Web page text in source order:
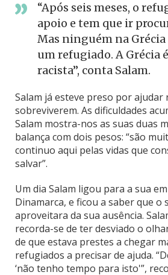
“Após seis meses, o
apoio e tem que ir
Mas ninguém na
um refugiado. A Grécia
racista”, conta Salam.
Salam já esteve preso por ajudar
sobreviverem. As dificuldades
Salam mostra-nos as suas duas
balança com dois pesos: “são
continuo aqui pelas vidas que
salvar”.
Um dia Salam ligou para a sua
Dinamarca, e ficou a saber que o
aproveitara da sua ausência.
recorda-se de ter desviado o
de que estava prestes a chegar
refugiados a precisar de ajuda.
‘não tenho tempo para isto'”,